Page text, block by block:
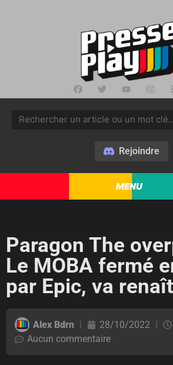
Rejoindre
MENU
Paragon The
Le MOBA fermé
par Epic, va
Alex Bdrn 28/10/2022
Aucun commentaire